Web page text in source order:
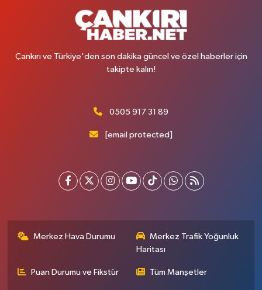
Çankırı ve Türkiye'den son dakika güncel ve özel haberler için
takipte kalın!
0505 917 31 89
[email protected]
Merkez Hava Durumu
Merkez Trafik Yoğunluk
Haritası
Puan Durumu ve Fikstür Tüm Manşetler